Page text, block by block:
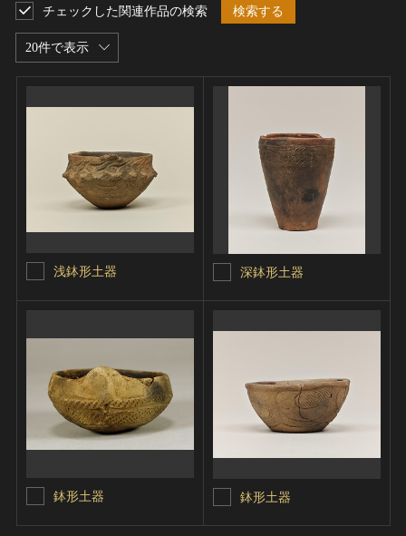
20件で表示
チェックした関連作品の検索 検索する
浅鉢形土器 深鉢形土器
鉢形土器 鉢形土器